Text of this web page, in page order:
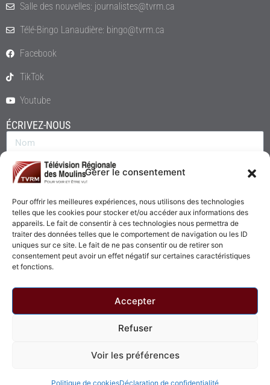
Gérer le consentement
Pour offrir les meilleures expériences, nous utilisons des technologies
telles que les cookies pour stocker et/ou accéder aux informations des
appareils. Le fait de consentir à ces technologies nous permettra de
traiter des données telles que le comportement de navigation ou les ID
uniques sur ce site. Le fait de ne pas consentir ou de retirer son
consentement peut avoir un effet négatif sur certaines caractéristiques
et fonctions.
Accepter
Refuser
Voir les préférences
Politique de cookiesDéclaration de confidentialité
Salle des nouvelles: journalistes@tvrm.ca
Télé-Bingo Lanaudière: bingo@tvrm.ca
Facebook
TikTok
Youtube
ÉCRIVEZ-NOUS
© 2026 - Télévision Régionale des Moulins. Tous droits réservés.